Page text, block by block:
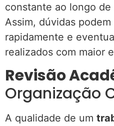
constante ao longo
Assim, dúvidas
rapidamente e
realizados com maior
Revisão
Organização
A qualidade de um